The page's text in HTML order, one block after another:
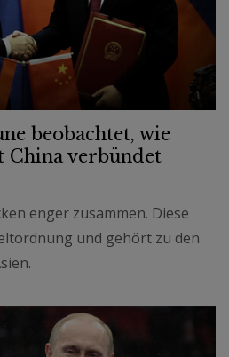
beobachtet, wie
China verbündet
enger zusammen. Diese
und gehört zu den